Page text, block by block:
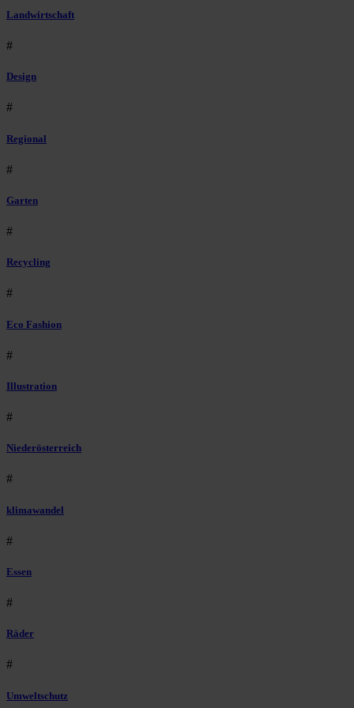
Landwirtschaft
#
Design
#
Regional
#
Garten
#
Recycling
#
Eco Fashion
#
Illustration
#
Niederösterreich
#
klimawandel
#
Essen
#
Räder
#
Umweltschutz